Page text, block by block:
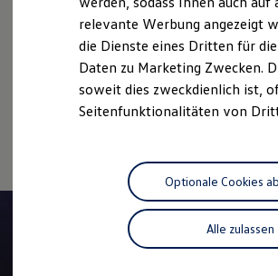
Hybridautos
Marke und Erlebnis
Volkswagen R und R Experience
R-Modelle
Driving Experience
Volkswagen entdecken
Lifestyle Shop
T-Roc Kollektion
Golf Kollektion
ID. Kollektion
Volkswagen Kollektion
R-Kollektion
Gebrauchtwagen
Service
Volkswagen Economy
Service
relevante Werbung angezeigt
die Dienste eines Dritten für
Daten zu Marketing Zwecken.
soweit dies zweckdienlich ist,
Seitenfunktionalitäten von
Alle zulassen
Optionale Cookies